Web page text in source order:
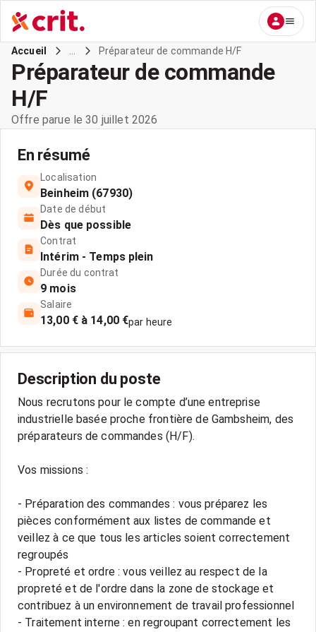
Accueil Préparateur de commande H/F
Préparateur de commande
H/F
Offre parue le 30 juillet 2026
En résumé
Localisation
Beinheim (67930)
Date de début
Dès que possible
Contrat
Intérim - Temps plein
Durée du contrat
9 mois
Salaire
13,00 € à 14,00 €par heure
Description du poste
Nous recrutons pour le compte d’une entreprise
industrielle basée proche frontière de Gambsheim, des
préparateurs de commandes (H/F).
Vos missions :
- Préparation des commandes : vous préparez les
pièces conformément aux listes de commande et
veillez à ce que tous les articles soient correctement
regroupés
- Propreté et ordre : vous veillez au respect de la
propreté et de l'ordre dans la zone de stockage et
contribuez à un environnement de travail professionnel
- Traitement interne : en regroupant correctement les